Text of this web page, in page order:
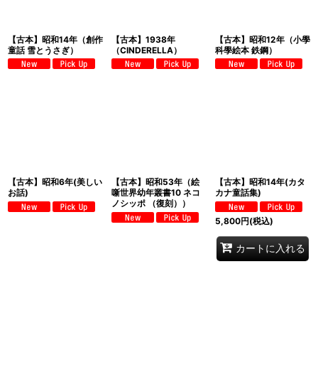
【古本】昭和14年（創作
童話 雪とうさぎ）
【古本】1938年
（CINDERELLA）
【古本】昭和12年（小學
科學絵本 鉄鋼）
【古本】昭和6年(美しい
お話)
【古本】昭和53年（絵
噺世界幼年叢書10 ネコ
ノシッポ （復刻））
【古本】昭和14年(カタ
カナ童話集)
5,800円(税込)
カートに入れる